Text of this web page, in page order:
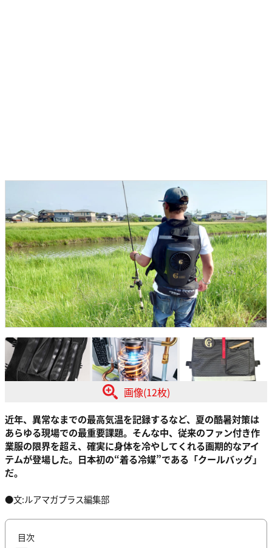
画像(12枚)
近年、異常なまでの最高気温を記録するなど、夏の酷暑対策は
あらゆる現場での最重要課題。そんな中、従来のファン付き作
業服の限界を超え、確実に身体を冷やしてくれる画期的なアイ
テムが登場した。日本初の“着る冷媒”である「クールバッグ」
だ。
●文:ルアマガプラス編集部
目次